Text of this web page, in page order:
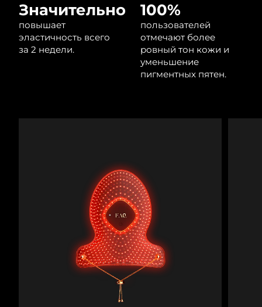
Значительно
повышает
эластичность всего
за 2 недели.
100%
пользователей
отмечают более
ровный тон кожи и
уменьшение
пигментных пятен.
Латвия
Ожидаемая дата доставки
Ожидаемая дата доставки
Ожидаемая дата доставки
Ожидаемая дата доставки
Ожидаемая дата доставки